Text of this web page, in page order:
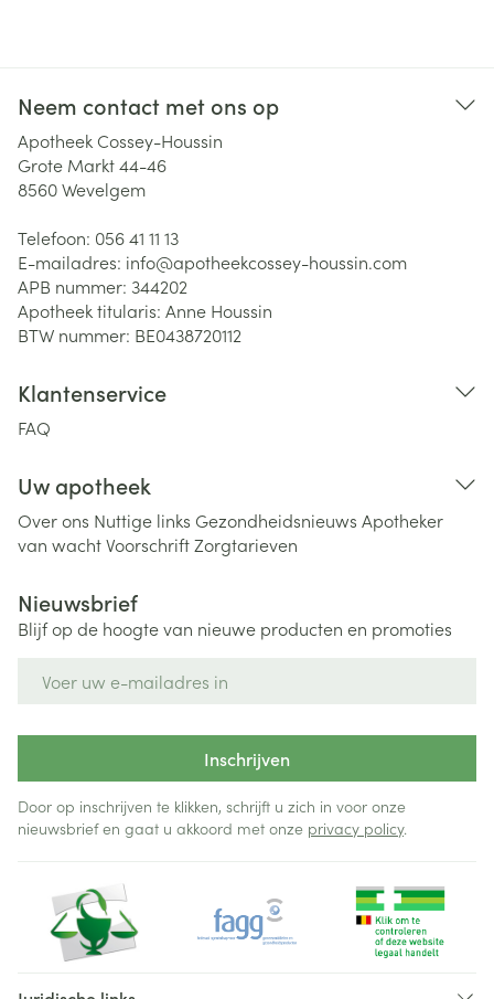
Neem contact met ons op
Apotheek Cossey-Houssin
Grote Markt 44-46
8560Wevelgem
Telefoon: 056 41 11 13
E-mailadres: info@apotheekcossey-houssin.com
APB nummer: 344202
Apotheek titularis: Anne Houssin
BTW nummer: BE0438720112
Klantenservice
FAQ
Uw apotheek
Over ons Nuttige links Gezondheidsnieuws Apotheker
van wachtVoorschriftZorgtarieven
Nieuwsbrief
Blijf op de hoogte van nieuwe producten en promoties
Inschrijven
Door op inschrijven te klikken, schrijft u zich in voor onze
nieuwsbrief en gaat u akkoord met onze privacy policy.